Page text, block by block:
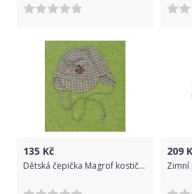
135 Kč
Dětská čepička Magrof kostička vel.40, Výprodej
209